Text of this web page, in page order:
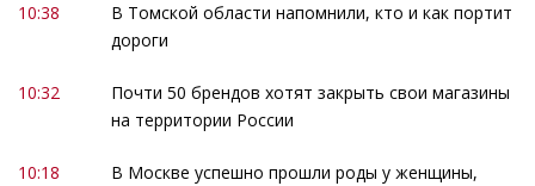
10:38
В Томской области напомнили, кто и как портит
дороги
10:32
Почти 50 брендов хотят закрыть свои магазины
на территории России
10:18
В Москве успешно прошли роды у женщины,